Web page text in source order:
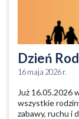
Dzień
16 maja 2026 r.
Już 16.05.2026
wszystkie
zabawy, ruchu i